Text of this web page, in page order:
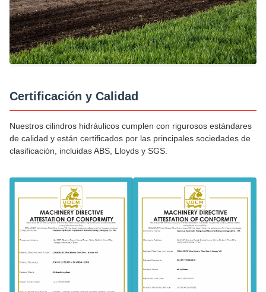
Certificación y Calidad
Nuestros cilindros hidráulicos cumplen con rigurosos estándares
de calidad y están certificados por las principales sociedades de
clasificación, incluidas ABS, Lloyds y SGS.